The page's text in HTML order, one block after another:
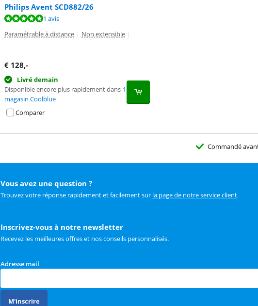
Philips Avent SCD882/26
La note est de 10 sur 10, basée sur 1 avis.
1 avis
Paramétrable à distance | Non extensible |
€ 128,-
Livré demain
Disponible encore plus rapidement dans 1
magasin Coolblue
Comparer
Commandé
Vous avez une question ?
Trouvez votre réponse rapidement et facilement sur la page de notre service client.
Inscrivez-vous à notre newsletter
Recevez les meilleures offres et nos conseils personnalisés.
Adresse mail
M'inscrire